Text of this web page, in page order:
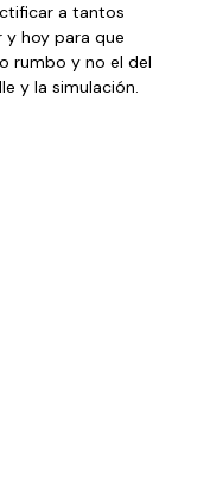
a tantos
y hoy para que
rumbo y no el del
y la simulación.